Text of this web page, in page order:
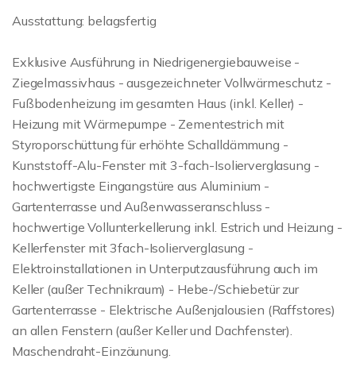
Ausstattung: belagsfertig
Exklusive Ausführung in Niedrigenergiebauweise -
Ziegelmassivhaus - ausgezeichneter Vollwärmeschutz -
Fußbodenheizung im gesamten Haus (inkl. Keller) -
Heizung mit Wärmepumpe - Zementestrich mit
Styroporschüttung für erhöhte Schalldämmung -
Kunststoff-Alu-Fenster mit 3-fach-Isolierverglasung -
hochwertigste Eingangstüre aus Aluminium -
Gartenterrasse und Außenwasseranschluss -
hochwertige Vollunterkellerung inkl. Estrich und Heizung -
Kellerfenster mit 3fach-Isolierverglasung -
Elektroinstallationen in Unterputzausführung auch im
Keller (außer Technikraum) - Hebe-/Schiebetür zur
Gartenterrasse - Elektrische Außenjalousien (Raffstores)
an allen Fenstern (außer Keller und Dachfenster).
Maschendraht-Einzäunung.